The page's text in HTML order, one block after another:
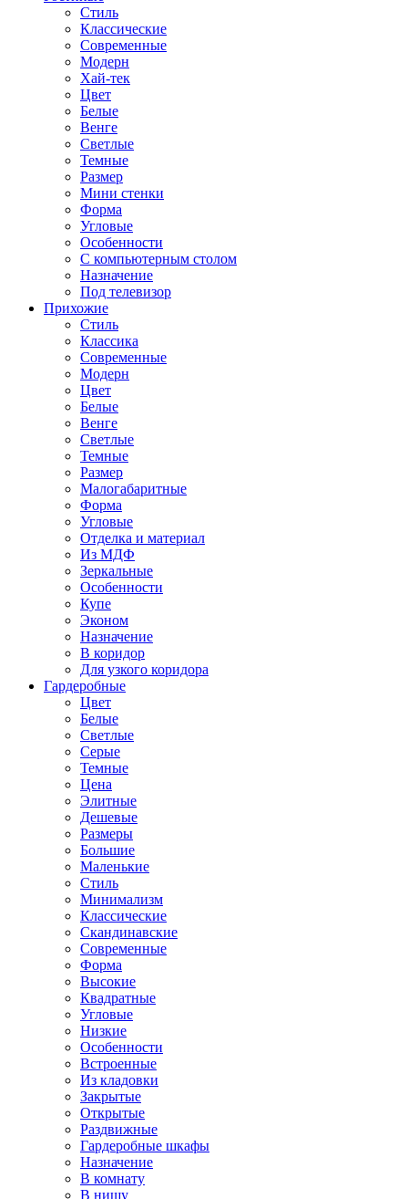
Стиль
Классические
Современные
Модерн
Хай-тек
Цвет
Белые
Венге
Светлые
Темные
Размер
Мини стенки
Форма
Угловые
Особенности
С компьютерным столом
Назначение
Под телевизор
Прихожие
Стиль
Классика
Современные
Модерн
Цвет
Белые
Венге
Светлые
Темные
Размер
Малогабаритные
Форма
Угловые
Отделка и материал
Из МДФ
Зеркальные
Особенности
Купе
Эконом
Назначение
В коридор
Для узкого коридора
Гардеробные
Цвет
Белые
Светлые
Серые
Темные
Цена
Элитные
Дешевые
Размеры
Большие
Маленькие
Стиль
Минимализм
Классические
Скандинавские
Современные
Форма
Высокие
Квадратные
Угловые
Низкие
Особенности
Встроенные
Из кладовки
Закрытые
Открытые
Раздвижные
Гардеробные шкафы
Назначение
В комнату
В нишу